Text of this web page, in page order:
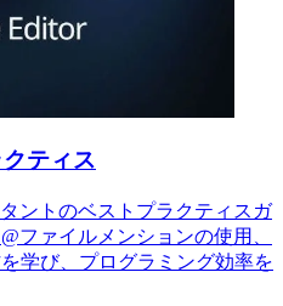
ティス
ントのベストプラクティスガ
ファイルメンションの使用、
学び、プログラミング効率を